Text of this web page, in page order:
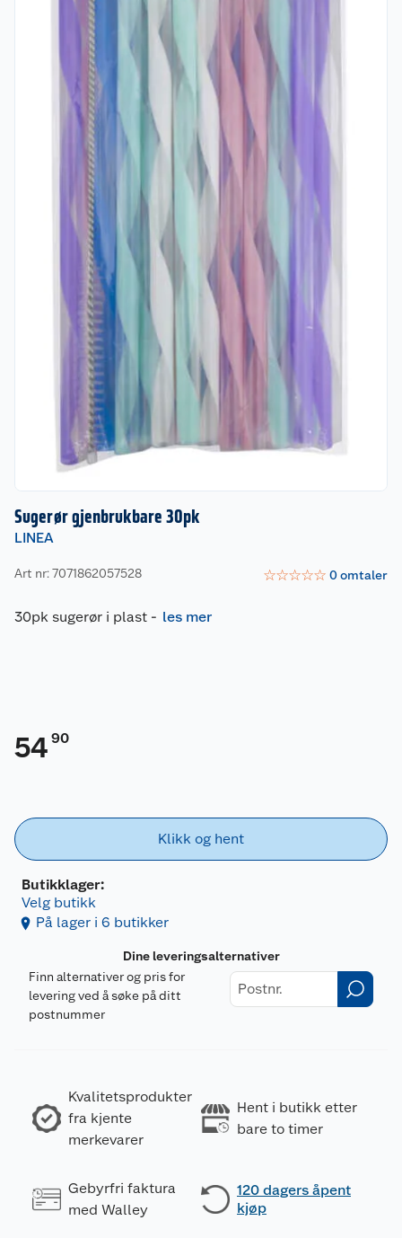
Sugerør gjenbrukbare 30pk
LINEA
Art nr: 7071862057528 ☆☆☆☆☆ 0omtaler
30pk sugerør i plast - les mer
54 90
Klikk og hent
Butikklager:
Velg butikk
På lager i 6 butikker
Dine leveringsalternativer
Finn alternativer og pris for
levering ved å søke på ditt
postnummer
Kvalitetsprodukter
fra kjente
merkevarer
Hent i butikk etter
bare to timer
Gebyrfri faktura
med Walley
120 dagers åpent
kjøp